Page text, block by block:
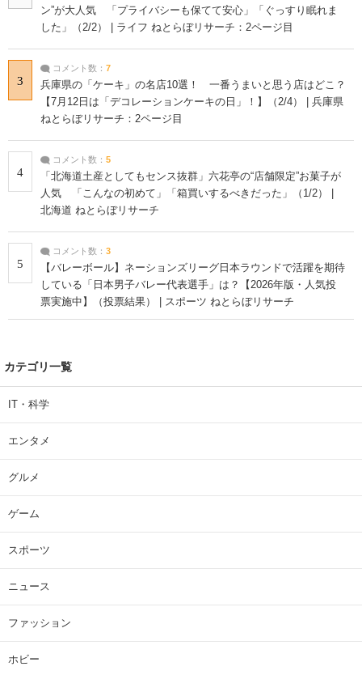
ン”が大人気 「プライバシーも保てて安心」「ぐっすり眠れま
した」（2/2） | ライフ ねとらぼリサーチ：2ページ目
3
コメント数： 7
兵庫県の「ケーキ」の名店10選！ 一番うまいと思う店はどこ？
【7月12日は「デコレーションケーキの日」！】（2/4） | 兵庫県
ねとらぼリサーチ：2ページ目
4
コメント数： 5
「北海道土産としてもセンス抜群」六花亭の“店舗限定”お菓子が
人気 「こんなの初めて」「箱買いするべきだった」（1/2） |
北海道 ねとらぼリサーチ
5
コメント数： 3
【バレーボール】ネーションズリーグ日本ラウンドで活躍を期待
している「日本男子バレー代表選手」は？【2026年版・人気投
票実施中】（投票結果） | スポーツ ねとらぼリサーチ
カテゴリ一覧
IT・科学
エンタメ
グルメ
ゲーム
スポーツ
ニュース
ファッション
ホビー